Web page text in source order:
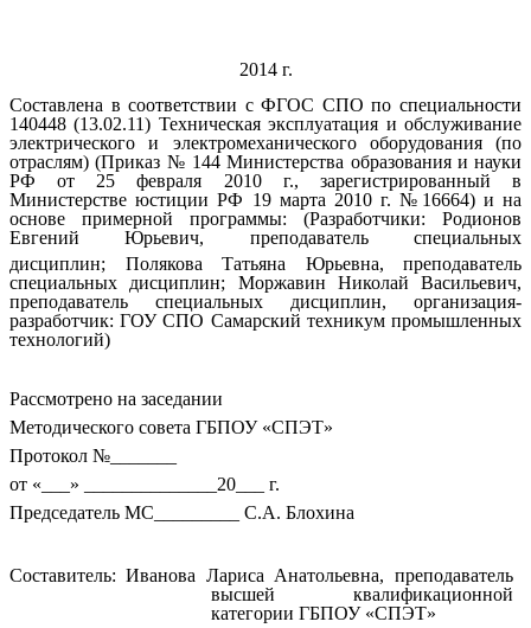
2014 г.
Составлена в соответствии с ФГОС СПО по специальности
140448 (13.02.11) Техническая эксплуатация и обслуживание
электрического и электромеханического оборудования (по
отраслям) (Приказ № 144 Министерства образования и науки
РФ от 25 февраля 2010 г., зарегистрированный в
Министерстве юстиции РФ 19 марта 2010 г. №16664) и на
основе примерной программы: (Разработчики: Родионов
Евгений Юрьевич, преподаватель специальных
дисциплин;
Полякова Татьяна Юрьевна, преподаватель
специальных дисциплин; Моржавин Николай Васильевич,
преподаватель специальных дисциплин, организация-
разработчик: ГОУ СПО Самарский техникум промышленных
технологий)
Рассмотрено на заседании
Методического совета ГБПОУ «СПЭТ»
Протокол №_______
от «___» ______________20___ г.
Председатель МС_________ С.А. Блохина
Составитель: Иванова Лариса Анатольевна, преподаватель
высшей квалификационной
категории ГБПОУ «СПЭТ»